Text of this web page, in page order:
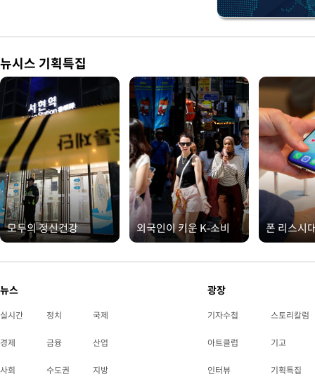
뉴시스 기획특집
모두의 정신건강 외국인이 키운 K-소비 폰 리스시
뉴스
실시간 정치 국제
경제 금융 산업
사회 수도권 지방
광장
기자수첩 스토리칼럼
아트클럽 기고
인터뷰 기획특집